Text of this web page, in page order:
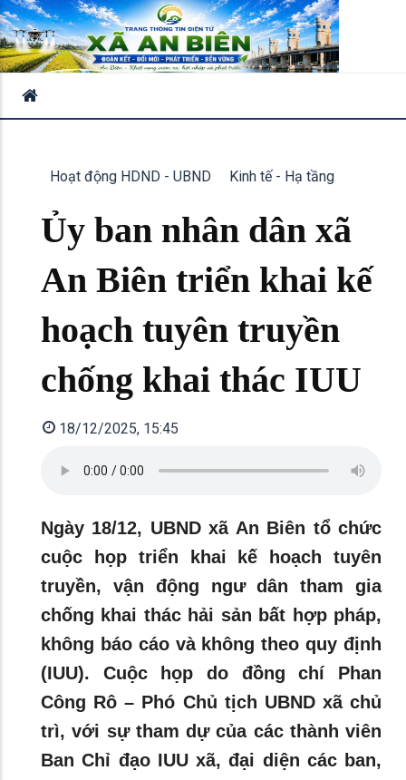
Hoạt động HDND - UBND Kinh tế - Hạ tầng
Ủy ban nhân dân xã
An Biên triển khai kế
hoạch tuyên truyền
chống khai thác IUU
18/12/2025, 15:45
Ngày 18/12, UBND xã An Biên tổ chức
cuộc họp triển khai kế hoạch tuyên
truyền, vận động ngư dân tham gia
chống khai thác hải sản bất hợp pháp,
không báo cáo và không theo quy định
(IUU). Cuộc họp do đồng chí Phan
Công Rô – Phó Chủ tịch UBND xã chủ
trì, với sự tham dự của các thành viên
Ban Chỉ đạo IUU xã, đại diện các ban,